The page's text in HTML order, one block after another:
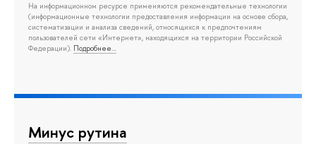
На информационном ресурсе применяются рекомендательные технологии
(информационные технологии предоставления информации на основе сбора,
систематизации и анализа сведений, относящихся к предпочтениям
пользователей сети «Интернет», находящихся на территории Российской
Федерации). Подробнее…
Минус рутина